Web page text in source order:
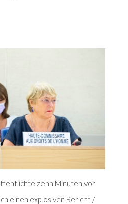
zehn Minuten vor
einen explosiven Bericht /